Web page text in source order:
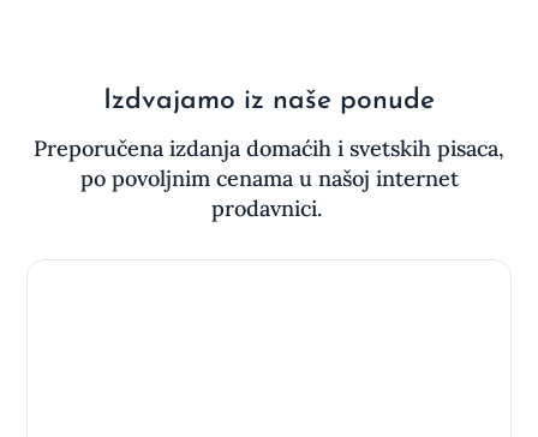
Izdvajamo iz naše ponude
Preporučena izdanja domaćih i svetskih pisaca,
po povoljnim cenama u našoj internet
prodavnici.